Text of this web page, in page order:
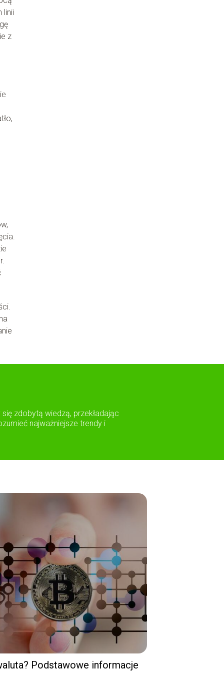
linii
z
zdobytą wiedzą, przekładając
najważniejsze trendy i
Podstawowe informacje